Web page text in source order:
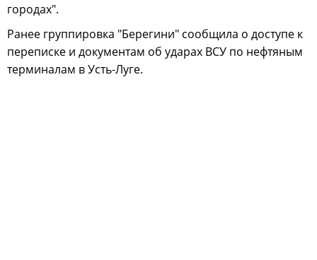
городах".
Ранее группировка "Берегини" сообщила о доступе к
переписке и документам об ударах ВСУ по нефтяным
терминалам в Усть-Луге.